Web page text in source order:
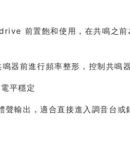
前置飽和使用，在共鳴之前
器前進行頻率整形，控制共鳴
平穩定
輸出，適合直接進入調音台或